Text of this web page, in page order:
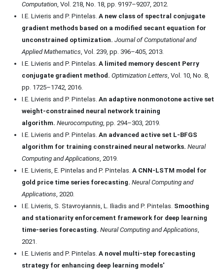
Computation, Vol. 218, No. 18, pp. 9197–9207, 2012.
I.E. Livieris and P. Pintelas. A new class of spectral conjugate
gradient methods based on a modified secant equation for
unconstrained optimization. Journal of Computational and
Applied Mathematics, Vol. 239, pp. 396–405, 2013.
I.E. Livieris and P. Pintelas. A limited memory descent Perry
conjugate gradient method. Optimization Letters, Vol. 10, No. 8,
pp. 1725–1742, 2016.
I.E. Livieris and P. Pintelas. An adaptive nonmonotone active set
weight-constrained neural network training
algorithm. Neurocomputing, pp. 294–303, 2019.
I.E. Livieris and P. Pintelas. An advanced active set L-BFGS
algorithm for training constrained neural networks. Neural
Computing and Applications, 2019.
I.E. Livieris, E. Pintelas and P. Pintelas. A CNN-LSTM model for
gold price time series forecasting. Neural Computing and
Applications, 2020.
I.E. Livieris, S. Stavroyiannis, L. Iliadis and P. Pintelas. Smoothing
and stationarity enforcement framework for deep learning
time-series forecasting. Neural Computing and Applications,
2021.
I.E. Livieris and P. Pintelas. A novel multi-step forecasting
strategy for enhancing deep learning models'